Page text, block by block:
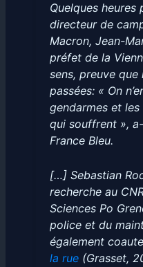
Quelques heures
directeur de
Macron, Jean-
préfet de la
sens, preuve
passées: « On
gendarmes et
qui souffrent »,
France Bleu.
[…] Sebastian
recherche au
Sciences Po
police et du
également
la rue(Grasset,